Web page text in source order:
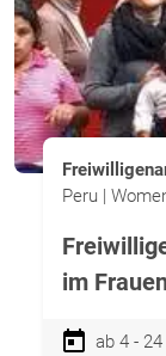
Peru |
im
ab 4 -